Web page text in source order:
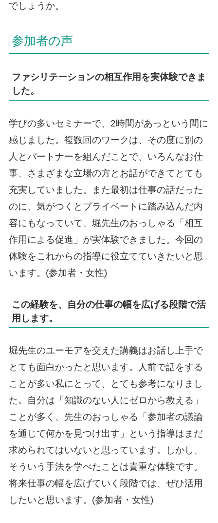
でしょうか。
参加者の声
ファシリテーションの相互作用を実体験できま
した。
学びの多いセミナーで、2時間があっという間に
感じました。複数回のワークは、その度に別の
人とパートナーを組んだことで、いろんなお仕
事、さまざまな立場の方とお話ができてとても
充実していました。また最初は仕事の話だった
のに、気がつくとプライベートに踏み込んだ内
容にもなっていて、堀先生のおっしゃる「相互
作用による促進」が実体験できました。今回の
体験をこれからの指導に役立てていきたいと思
います。(参加者・女性)
この経験を、自分の仕事の幅を広げる段階で活
用します。
堀先生のユーモアを交えた講義はお話し上手で
とても面白かったと思います。人前で話をする
ことが多い私にとって、とても参考になりまし
た。自分は「知識のない人にゼロから教える」
ことが多く、先生のおっしゃる「参加者の議論
を通じて何かを見つけ出す」という指導はまだ
求められてはいないと思っています。しかし、
そういう手法を学べたことは貴重な体験です。
将来仕事の幅を広げていく段階では、ぜひ活用
したいと思います。(参加者・女性)